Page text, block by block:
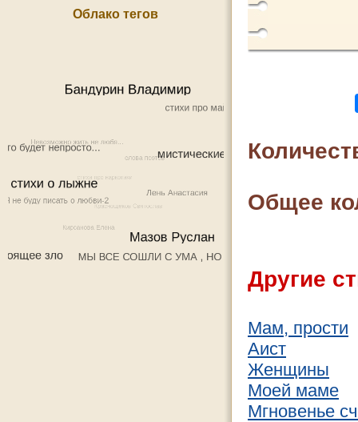
Облако тегов
Общее
Другие
Мам, прости
Аист
Женщины
Моей маме
Мгновенье